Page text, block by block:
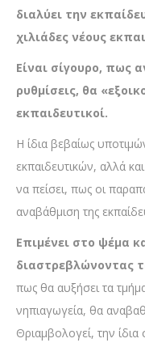
διαλύει την
χιλιάδες νέους
Είναι σίγουρο, πως
ρυθμίσεις, θα
εκπαιδευτικοί.
Η ίδια βεβαίως
εκπαιδευτικών, αλλά
να πείσει, πως οι
αναβάθμιση της
Επιμένει στο ψέμα
διαστρεβλώνοντας
πως θα αυξήσει τα
νηπιαγωγεία, θα
Θριαμβολογεί, την